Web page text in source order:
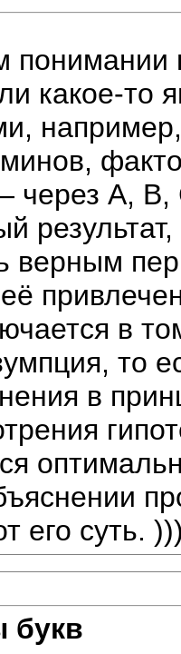
понимании
какое-то
А, В,
верным
в
то
в
его суть.
букв